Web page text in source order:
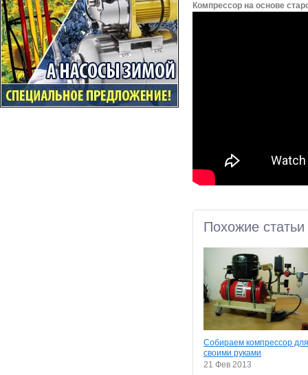
Компрессор на основе
Похожие статьи
Собираем компрессор
своими руками
21 Фев 2013